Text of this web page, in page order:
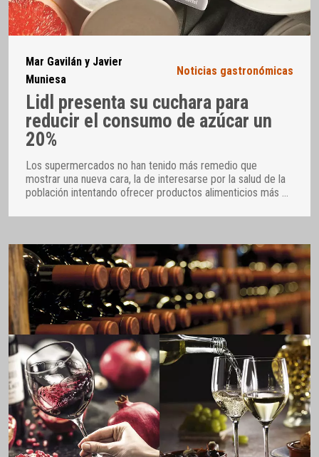
Mar Gavilán y Javier
Muniesa
Noticias gastronómicas
Lidl presenta su cuchara para
reducir el consumo de azúcar un
20%
Los supermercados no han tenido más remedio que
mostrar una nueva cara, la de interesarse por la salud de la
población intentando ofrecer productos alimenticios más …